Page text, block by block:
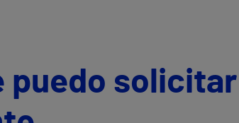
puedo